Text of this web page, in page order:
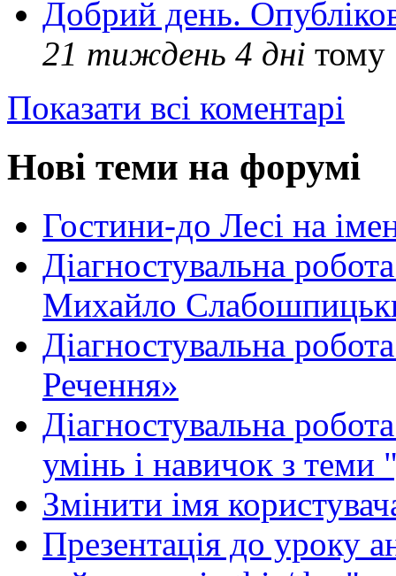
Добрий день.
21 тиждень 4 дні тому
Показати всі коментарі
Нові теми на форумі
Гостини-до Лесі на
Діагностувальна
Михайло
Діагностувальна
Речення»
Діагностувальна
умінь і навичок з теми
Змінити імя
Презентація до уроку